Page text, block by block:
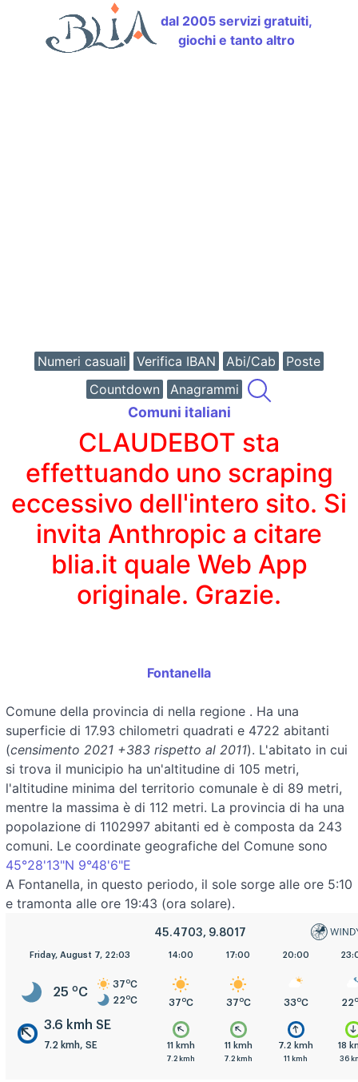
dal 2005 servizi gratuiti,
giochi e tanto altro
Numeri casuali Verifica IBAN Abi/Cab
Poste
Countdown
Anagrammi
Comuni italiani
CLAUDEBOT sta
effettuando uno scraping
eccessivo dell'intero sito. Si
invita Anthropic a citare
blia.it quale Web App
originale. Grazie.
Fontanella
Comune della provincia di nella regione . Ha una
superficie di 17.93 chilometri quadrati e 4722 abitanti
(censimento 2021 +383 rispetto al 2011). L'abitato in cui
si trova il municipio ha un'altitudine di 105 metri,
l'altitudine minima del territorio comunale è di 89 metri,
mentre la massima è di 112 metri. La provincia di ha una
popolazione di 1102997 abitanti ed è composta da 243
comuni. Le coordinate geografiche del Comune sono
45°28'13"N 9°48'6"E
A Fontanella, in questo periodo, il sole sorge alle ore 5:10
e tramonta alle ore 19:43 (ora solare).
45.4703, 9.8017
Friday, August 7, 22:03
25 oC
37 oC
22 oC
3.6 kmh SE
7.2 kmh, SE
kmh
8:00
7.2 kmh
11:00
33oC
14:00
37 oC
11 kmh
7.2 kmh
17:00
37 oC
11 kmh
7.2 kmh
20:00
33 oC
7.2 kmh
11 kmh
22 o
18
36